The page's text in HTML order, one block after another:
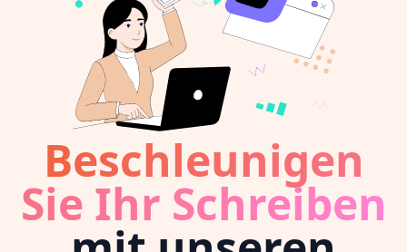
Beschleunigen
Sie Ihr Schreiben